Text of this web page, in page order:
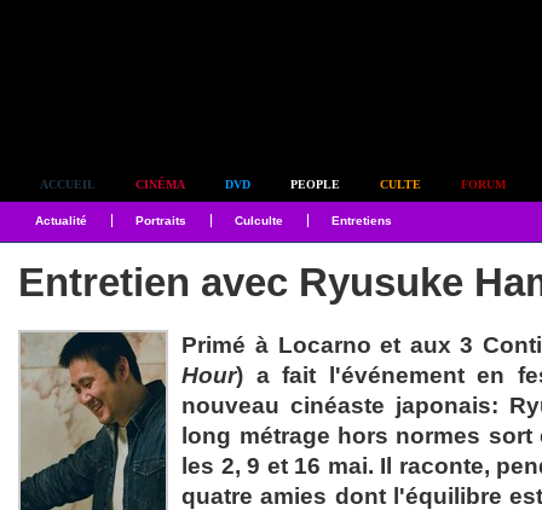
ACCUEIL CINÉMA DVD PEOPLE CULTE FORUM
Actualité Portraits Culculte Entretiens
Entretien avec Ryusuke
Primé à Locarno et aux 3
Hour) a fait l'événement en
nouveau cinéaste japonais:
long métrage hors normes
les 2, 9 et 16 mai. Il raconte,
quatre amies dont l'équilibre